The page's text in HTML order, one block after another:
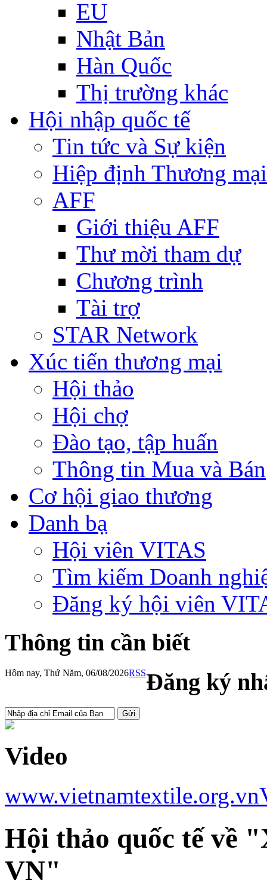
EU
Nhật Bản
Hàn Quốc
Thị trường khác
Hội nhập quốc tế
Tin tức và Sự kiện
Hiệp định Thương
AFF
Giới thiệu AFF
Thư mời tham dự
Chương trình
Tài trợ
STAR Network
Xúc tiến thương mại
Hội thảo
Hội chợ
Đào tạo, tập huấn
Thông tin Mua và Bán
Cơ hội giao thương
Danh bạ
Hội viên VITAS
Tìm kiếm Doanh
Đăng ký hội viên
Thông tin cần biết
Hôm nay, Thứ Năm, 06/08/2026RSSĐăng ký
Video
www.vietnamtextile.org.vn
Hội thảo quốc tế về
VN"